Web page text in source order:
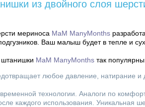
из двойного слоя
мериноса МаМ ManyMonths
Ваш малыш будет в тепле и
МаМ ManyMonths так
любое давление, натирание и
технологии. Аналоги по
каждого использования. Уникальная